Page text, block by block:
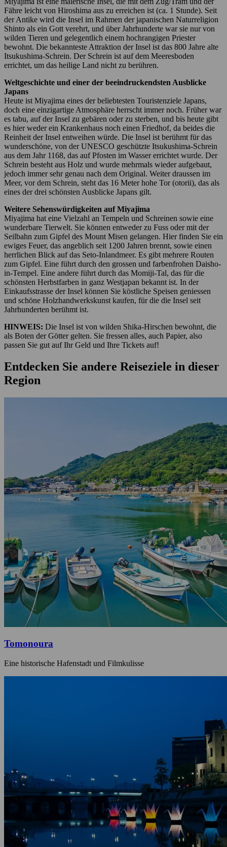
Fähre leicht von Hiroshima aus zu erreichen ist (ca. 1 Stunde). Seit
der Antike wird die Insel im Rahmen der japanischen Naturreligion
Shinto als ein Gott verehrt, und über Jahrhunderte war sie nur von
wilden Tieren und gelegentlich einem hochrangigen Priester
bewohnt. Die bekannteste Attraktion der Insel ist das 800 Jahre alte
Itsukushima-Schrein. Der Schrein ist auf dem Meeresboden
errichtet, um das heilige Land nicht zu berühren.
Weltgeschichte und einer der beeindruckendsten Ausblicke
Japans
Heute ist Miyajima eines der beliebtesten Touristenziele Japans,
doch eine einzigartige Atmosphäre herrscht immer noch. Früher war
es tabu, auf der Insel zu gebären oder zu sterben, und bis heute gibt
es hier weder ein Krankenhaus noch einen Friedhof, da beides die
Reinheit der Insel entweihen würde. Die Insel ist berühmt für das
wunderschöne, von der UNESCO geschützte Itsukushima-Schrein
aus dem Jahr 1168, das auf Pfosten im Wasser errichtet wurde. Der
Schrein besteht aus Holz und wurde mehrmals wieder aufgebaut,
jedoch immer sehr genau nach dem Original. Weiter draussen im
Meer, vor dem Schrein, steht das 16 Meter hohe Tor (otorii), das als
eines der drei schönsten Ausblicke Japans gilt.
Weitere Sehenswürdigkeiten auf Miyajima
Miyajima hat eine Vielzahl an Tempeln und Schreinen sowie eine
wunderbare Tierwelt. Sie können entweder zu Fuss oder mit der
Seilbahn zum Gipfel des Mount Misen gelangen. Hier finden Sie ein
ewiges Feuer, das angeblich seit 1200 Jahren brennt, sowie einen
herrlichen Blick auf das Seto-Inlandmeer. Es gibt mehrere Routen
zum Gipfel. Eine führt durch den grossen und farbenfrohen Daisho-
in-Tempel. Eine andere führt durch das Momiji-Tal, das für die
schönsten Herbstfarben in ganz Westjapan bekannt ist. In der
Einkaufsstrasse der Insel können Sie köstliche Speisen geniessen
und schöne Holzhandwerkskunst kaufen, für die die Insel seit
Jahrhunderten berühmt ist.
HINWEIS: Die Insel ist von wilden Shika-Hirschen bewohnt, die
als Boten der Götter gelten. Sie fressen alles, auch Papier, also
passen Sie gut auf Ihr Geld und Ihre Tickets auf!
Entdecken Sie andere Reiseziele in dieser
Region
Tomonoura
Eine historische Hafenstadt und Filmkulisse